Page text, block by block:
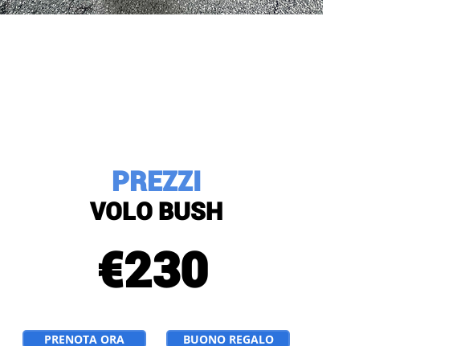
PREZZI
VOLO BUSH
€230
PRENOTA ORA BUONO REGALO